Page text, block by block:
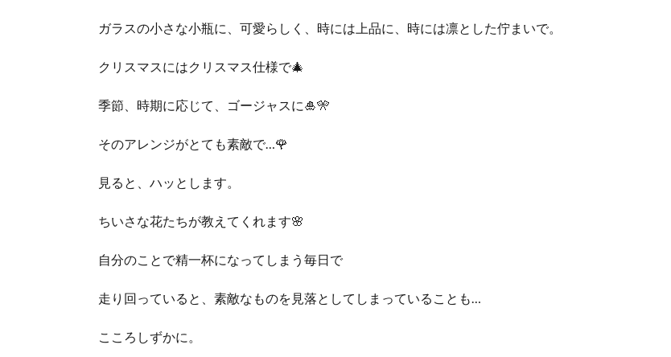
ガラスの小さな小瓶に、可愛らしく、時には上品に、時には凛とした佇まいで。
クリスマスにはクリスマス仕様で🎄
季節、時期に応じて、ゴージャスに🎍🎌
そのアレンジがとても素敵で…🌹
見ると、ハッとします。
ちいさな花たちが教えてくれます🌸
自分のことで精一杯になってしまう毎日で
走り回っていると、素敵なものを見落としてしまっていることも…
こころしずかに。